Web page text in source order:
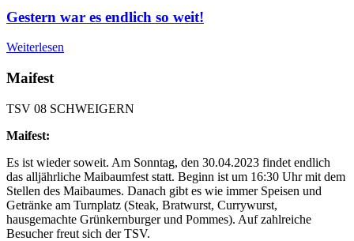
Gestern war es endlich so weit!
Weiterlesen
Maifest
TSV 08 SCHWEIGERN
Maifest:
Es ist wieder soweit. Am Sonntag, den 30.04.2023 findet endlich
das alljährliche Maibaumfest statt. Beginn ist um 16:30 Uhr mit dem
Stellen des Maibaumes. Danach gibt es wie immer Speisen und
Getränke am Turnplatz (Steak, Bratwurst, Currywurst,
hausgemachte Grünkernburger und Pommes). Auf zahlreiche
Besucher freut sich der TSV.